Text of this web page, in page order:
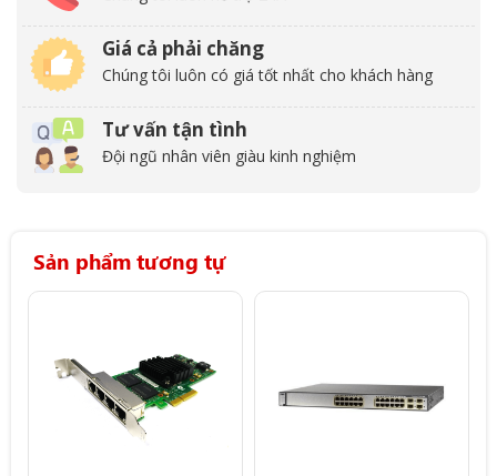
Giá cả phải chăng
Chúng tôi luôn có giá tốt nhất cho khách hàng
Tư vấn tận tình
Đội ngũ nhân viên giàu kinh nghiệm
Sản phẩm tương tự